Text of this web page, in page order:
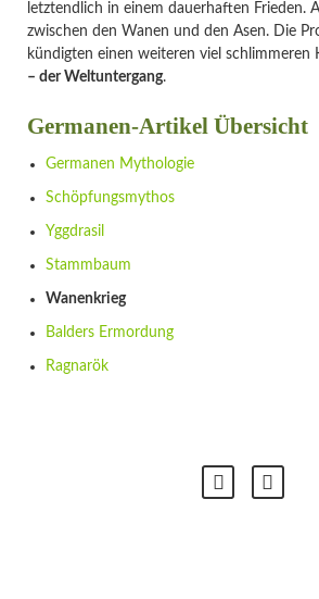
letztendlich in einem dauerhaften Frieden.
zwischen den Wanen und den Asen. Die
kündigten einen weiteren viel schlimmeren
– der Weltuntergang.
Germanen-Artikel Übersicht
Navigation
Germanen Mythologie
Schöpfungsmythos
Yggdrasil
Stammbaum
Wanenkrieg
Balders Ermordung
Ragnarök